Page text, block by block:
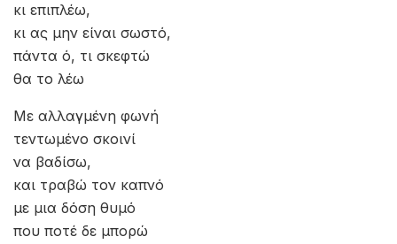
κι επιπλέω,
κι ας μην είναι σωστό,
πάντα ό, τι σκεφτώ
θα το λέω
Με αλλαγμένη φωνή
τεντωμένο σκοινί
να βαδίσω,
και τραβώ τον καπνό
με μια δόση θυμό
που ποτέ δε μπορώ